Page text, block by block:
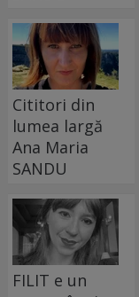
Cititori din
lumea largă
Ana Maria
SANDU
FILIT e un